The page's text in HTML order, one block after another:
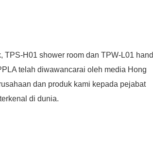
, TPS-H01 shower room dan TPW-L01 hand
telah diwawancarai oleh media Hong
dan produk kami kepada pejabat
di dunia.